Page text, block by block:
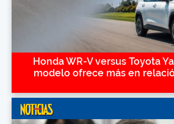
Honda WR-V versus Toyota
modelo ofrece más en